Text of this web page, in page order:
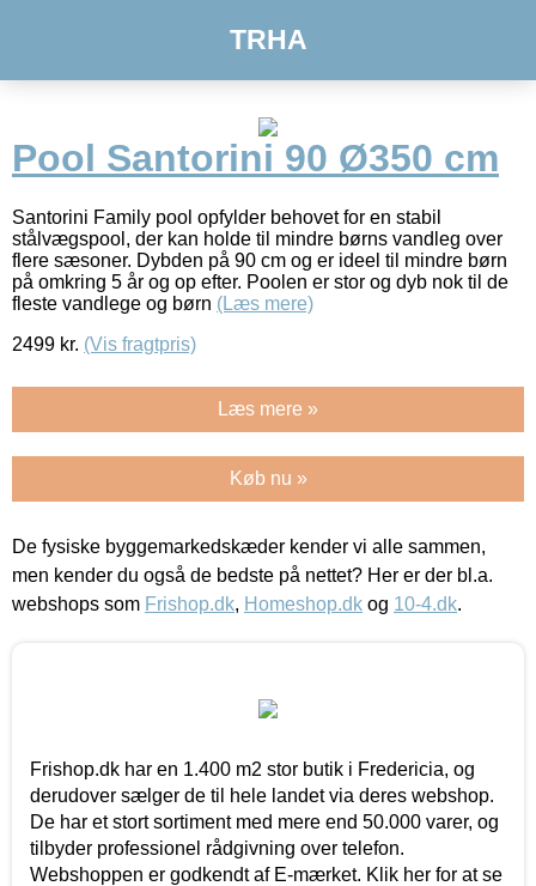
TRHA
Pool Santorini 90 Ø350 cm
Santorini Family pool opfylder behovet for en stabil
stålvægspool, der kan holde til mindre børns vandleg over
flere sæsoner. Dybden på 90 cm og er ideel til mindre børn
på omkring 5 år og op efter. Poolen er stor og dyb nok til de
fleste vandlege og børn (Læs mere)
2499 kr. (Vis fragtpris)
Læs mere »
Køb nu »
De fysiske byggemarkedskæder kender vi alle sammen,
men kender du også de bedste på nettet? Her er der bl.a.
webshops som Frishop.dk, Homeshop.dk og 10-4.dk.
Frishop.dk har en 1.400 m2 stor butik i Fredericia, og
derudover sælger de til hele landet via deres webshop.
De har et stort sortiment med mere end 50.000 varer, og
tilbyder professionel rådgivning over telefon.
Webshoppen er godkendt af E-mærket. Klik her for at se